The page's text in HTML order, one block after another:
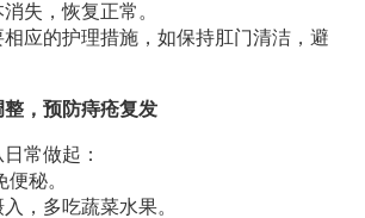
失，恢复正常。
应的护理措施，如保持肛门清洁，避
，预防痔疮复发
常做起：
秘。
，多吃蔬菜水果。